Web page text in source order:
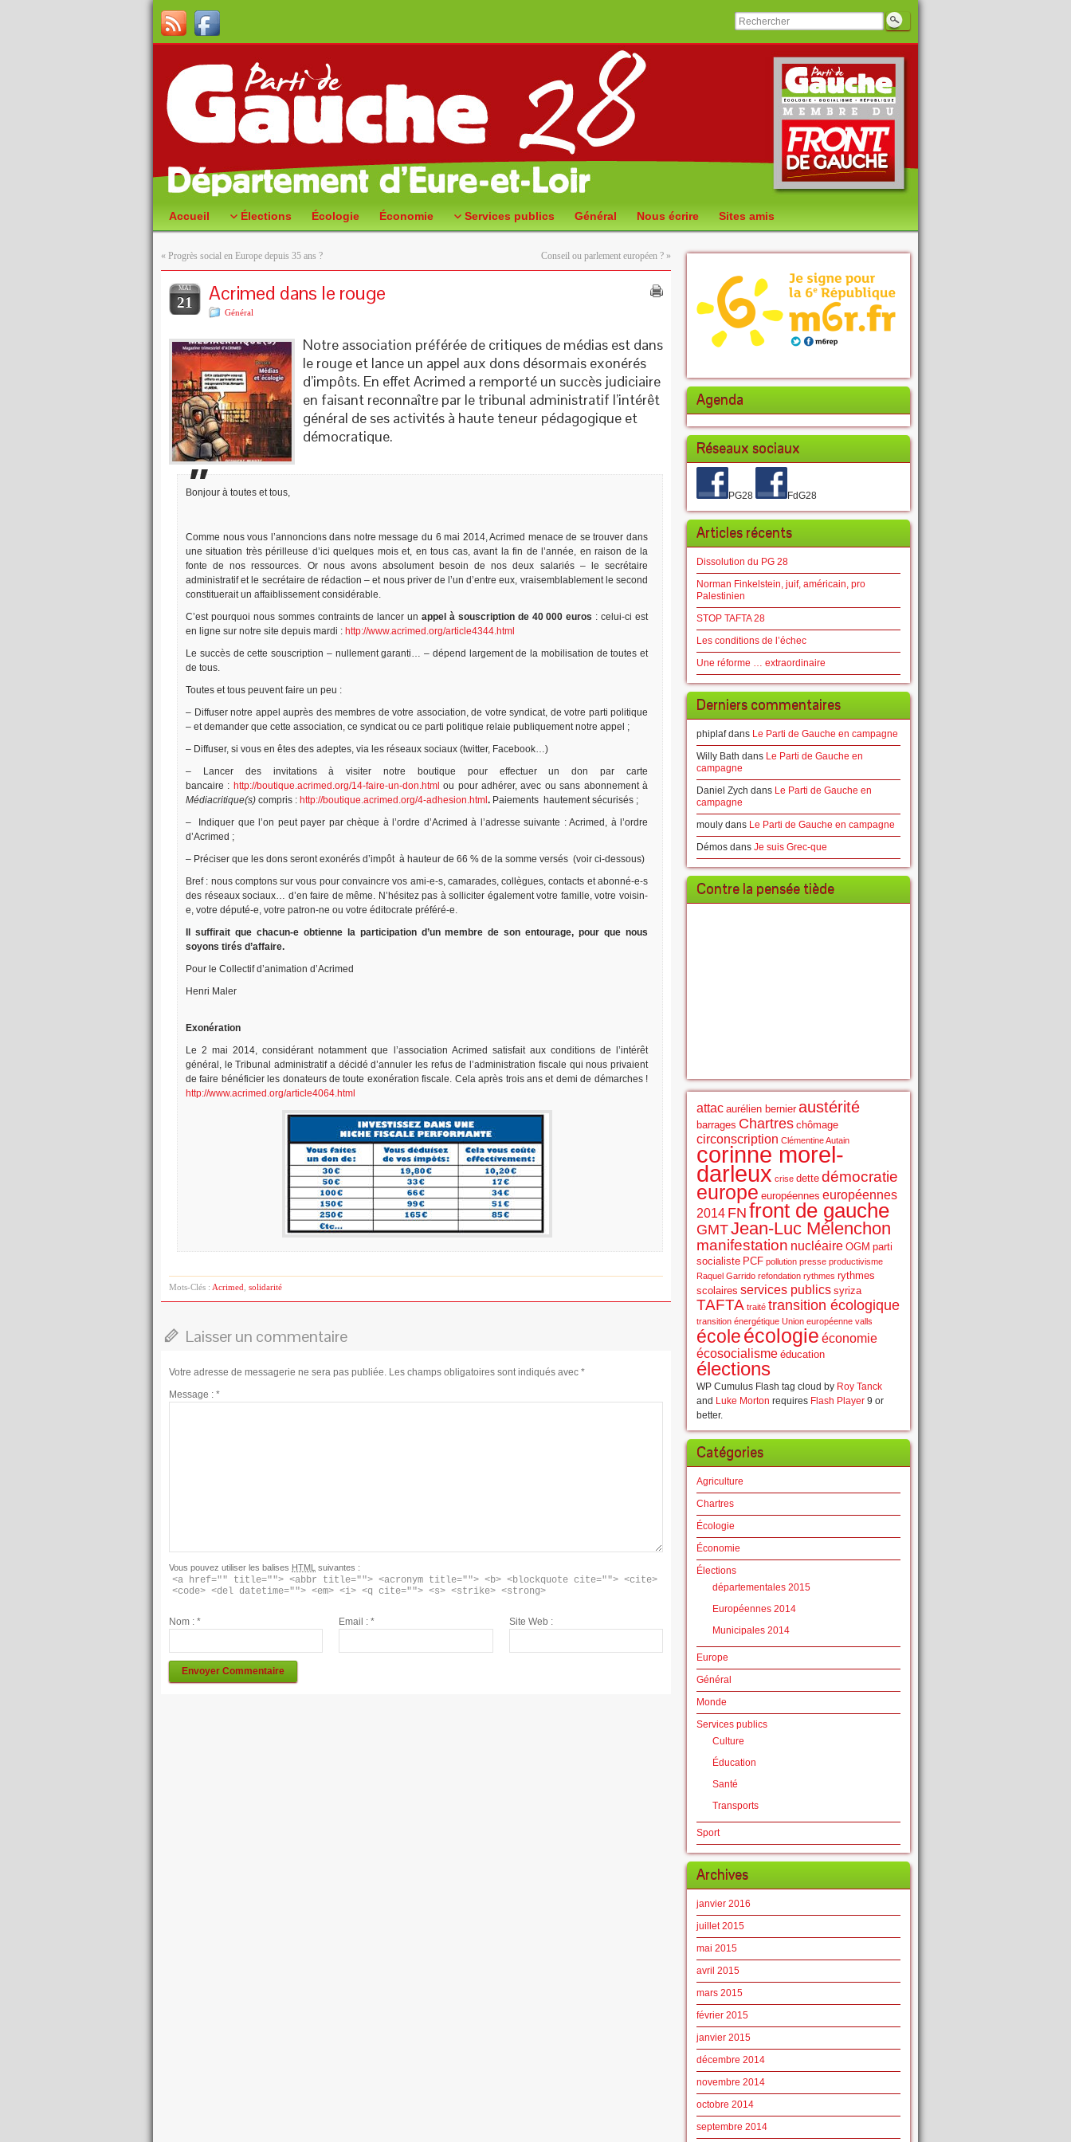
Accueil Élections Écologie Économie Services publics Général Nous écrire Sites amis
« Progrès social en Europe depuis 35 ans ? Conseil ou parlement européen ? »
MAI
21 Acrimed dans le rouge
Général
Notre association préférée de critiques de médias est dans
le rouge et lance un appel aux dons désormais exonérés
d’impôts. En effet Acrimed a remporté un succès judiciaire
en faisant reconnaître par le tribunal administratif l’intérêt
général de ses activités à haute teneur pédagogique et
démocratique.
Bonjour à toutes et tous,
Comme nous vous l’annoncions dans notre message du 6 mai 2014, Acrimed menace de se trouver dans
une situation très périlleuse d’ici quelques mois et, en tous cas, avant la fin de l’année, en raison de la
fonte de nos ressources. Or nous avons absolument besoin de nos deux salariés – le secrétaire
administratif et le secrétaire de rédaction – et nous priver de l’un d’entre eux, vraisemblablement le second
constituerait un affaiblissement considérable.
C’est pourquoi nous sommes contraints de lancer unappel à souscription de 40 000 euros : celui-ci est
en ligne sur notre site depuis mardi : http://www.acrimed.org/article4344.html
Le succès de cette souscription – nullement garanti… – dépend largement de la mobilisation de toutes et
de tous.
Toutes et tous peuvent faire un peu :
– Diffuser notre appel auprès des membres de votre association, de votre syndicat, de votre parti politique
– et demander que cette association, ce syndicat ou ce parti politique relaie publiquement notre appel ;
– Diffuser, si vous en êtes des adeptes, via les réseaux sociaux (twitter, Facebook…)
– Lancer des invitations à visiter notre boutique pour effectuer un don par carte
bancaire : http://boutique.acrimed.org/14-faire-un-don.html ou pour adhérer, avec ou sans abonnement à
Médiacritique(s) compris : http://boutique.acrimed.org/4-adhesion.html . Paiements hautement sécurisés ;
– Indiquer que l’on peut payer par chèque à l’ordre d’Acrimed à l’adresse suivante : Acrimed, à l’ordre
d’Acrimed ;
– Préciser que les dons seront exonérés d’impôt à hauteur de 66 % de la somme versés (voir ci-dessous)
Bref : nous comptons sur vous pour convaincre vos ami-e-s, camarades, collègues, contacts et abonné-e-s
des réseaux sociaux… d’en faire de même. N’hésitez pas à solliciter également votre famille, votre voisin-
e, votre député-e, votre patron-ne ou votre éditocrate préféré-e.
Il suffirait que chacun-e obtienne la participation d’un membre de son entourage, pour que nous
soyons tirés d’affaire.
Pour le Collectif d’animation d’Acrimed
Henri Maler
Exonération
Le 2 mai 2014, considérant notamment que l’association Acrimed satisfait aux conditions de l’intérêt
général, le Tribunal administratif a décidé d’annuler les refus de l’administration fiscale qui nous privaient
de faire bénéficier les donateurs de toute exonération fiscale. Cela après trois ans et demi de démarches !
http://www.acrimed.org/article4064.html
Mots-Clés : Acrimed solidarité
Laisser un commentaire
Votre adresse de messagerie ne sera pas publiée. Les champs obligatoires sont indiqués avec *
Message : *
Vous pouvez utiliser les balises HTML suivantes :
<a href="" title=""> <abbr title=""> <acronym title=""> <b> <blockquote cite=""> <cite>
<code> <del datetime=""> <em> <i> <q cite=""> <s> <strike> <strong>
Nom : * Email :* Site Web :
Agenda
Réseaux sociaux
PG28 FdG28
Articles récents
Dissolution du PG 28
Norman Finkelstein, juif, américain, pro
Palestinien
STOP TAFTA 28
Les conditions de l’échec
Une réforme … extraordinaire
Derniers commentaires
phiplafdans Le Parti de Gauche en campagne
Willy Bath dans Le Parti de Gauche en
campagne
Daniel Zych dans Le Parti de Gauche en
campagne
mouly dans Le Parti de Gauche en campagne
Démos dans Je suis Grec-que
Contre la pensée tiède
attac aurélien bernier austérité
barrages Chartres chômage
circonscription Clémentine Autain
corinne morel-
darleux crise dette démocratie
europe européennes européennes
2014 FN front de gauche
GMTJean-Luc Mélenchon
manifestation nucléaire OGM parti
socialiste PCF pollution presse productivisme
Raquel Garrido refondation rythmes rythmes
scolaires services publics syriza
TAFTA traité transition écologique
transition énergétique Union européenne valls
écoleécologie économie
écosocialisme éducation
élections
WP Cumulus Flash tag cloud by Roy Tanck
and Luke Morton requires Flash Player 9 or
better.
Catégories
Agriculture
Chartres
Écologie
Économie
Élections
départementales 2015
Européennes 2014
Municipales 2014
Europe
Général
Monde
Services publics
Culture
Éducation
Santé
Transports
Sport
Archives
janvier 2016
juillet 2015
mai 2015
avril 2015
mars 2015
février 2015
janvier 2015
décembre 2014
novembre 2014
octobre 2014
septembre 2014